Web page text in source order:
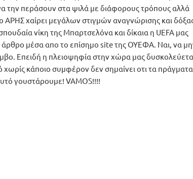
την περάσουν στα ψιλά με διάφορους τρόπους αλλά
ΑΡΗΣ χαίρει μεγάλων στιγμών αναγνώρισης και
νίκη της Μπαρτσελόνα και δίκαια η UEFA μας
άρθρο μέσα απο το επίσημο site της ΟΥΕΦΑ. Ναι, να
Επειδή η πλειοψηφία στην χώρα μας
χωρίς κάποιο συμφέρον δεν σημαίνει οτι τα πράγματα
γουστάρουμε! VAMOS!!!!